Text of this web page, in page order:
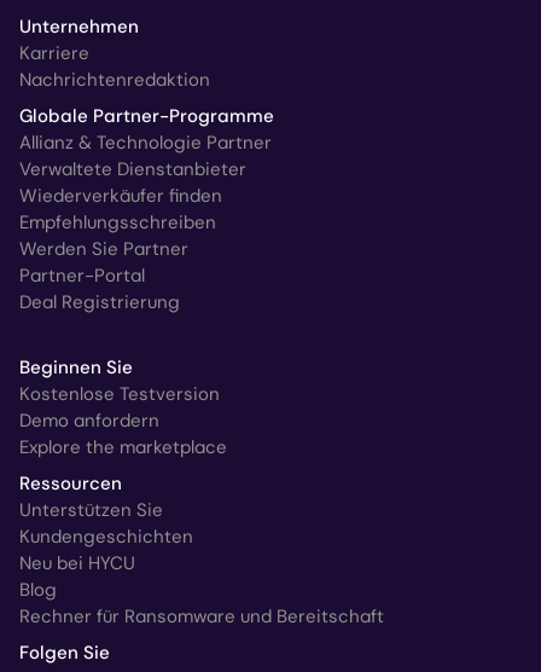
Unternehmen
Karriere
Nachrichtenredaktion
Globale Partner-Programme
Allianz & Technologie Partner
Verwaltete Dienstanbieter
Wiederverkäufer finden
Empfehlungsschreiben
Werden Sie Partner
Partner-Portal
Deal Registrierung
Beginnen Sie
Kostenlose Testversion
Demo anfordern
Explore the marketplace
Ressourcen
Unterstützen Sie
Kundengeschichten
Neu bei HYCU
Blog
Rechner für Ransomware und Bereitschaft
Folgen Sie